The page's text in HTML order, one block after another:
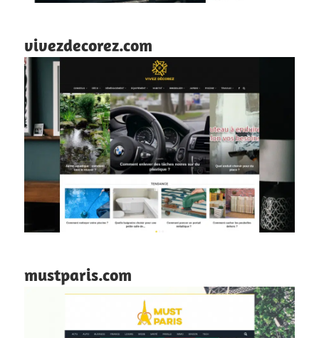
vivezdecorez.com
mustparis.com